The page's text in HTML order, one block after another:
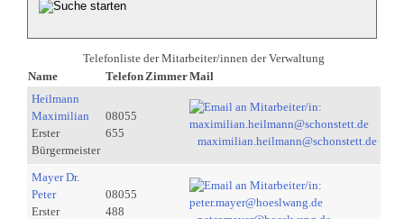
Telefonliste der Mitarbeiter/innen der Verwaltung
Name
Telefon ZimmerMail
Heilmann
Maximilian
Erster
Bürgermeister
08055
655
maximilian.heilmann@schonstett.de
Mayer Dr.
Peter
Erster
08055
488